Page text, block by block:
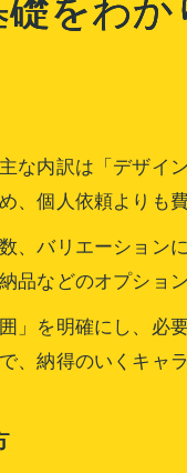
ーランスと制作会
ラクター制作費用
合わせで理解する
キャラクター制作依
をわ
内訳は「デザイ
個人依頼よりも
、バリエーショ
品などのオプショ
」を明確にし、
、納得のいくキャ